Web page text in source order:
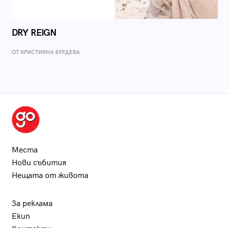
DRY REIGN
ОТ КРИСТИЯНА БУРДЕВА
Места
Нови събития
Нещата от живота
За реклама
Екип